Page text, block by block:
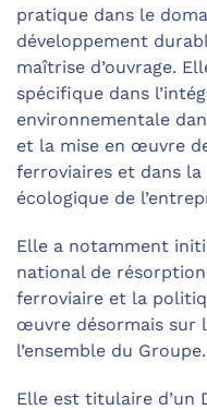
pratique dans le
développement
maîtrise d’ouvrage.
spécifique dans
environnementale
et la mise en œuvre
ferroviaires et dans
écologique de
Elle a notamment
national de
ferroviaire et la
œuvre désormais sur
l’ensemble du Groupe.
Elle est titulaire d’un